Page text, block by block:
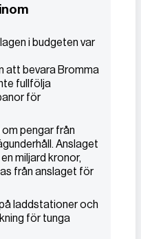
i budgeten var
att bevara Bromma
fullfölja
för
pengar från
Anslaget
miljard kronor,
från anslaget för
laddstationer och
för tunga